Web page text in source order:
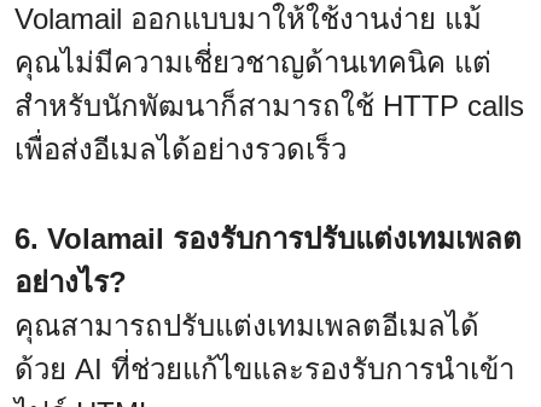
Volamail ออกแบบมาให้ใช้งานง่าย แม้
คุณไม่มีความเชี่ยวชาญด้านเทคนิค แต่
สำหรับนักพัฒนาก็สามารถใช้ HTTP calls
เพื่อส่งอีเมลได้อย่างรวดเร็ว
6. Volamail รองรับการปรับแต่งเทมเพลต
อย่างไร?
คุณสามารถปรับแต่งเทมเพลตอีเมลได้
ด้วย AI ที่ช่วยแก้ไขและรองรับการนำเข้า